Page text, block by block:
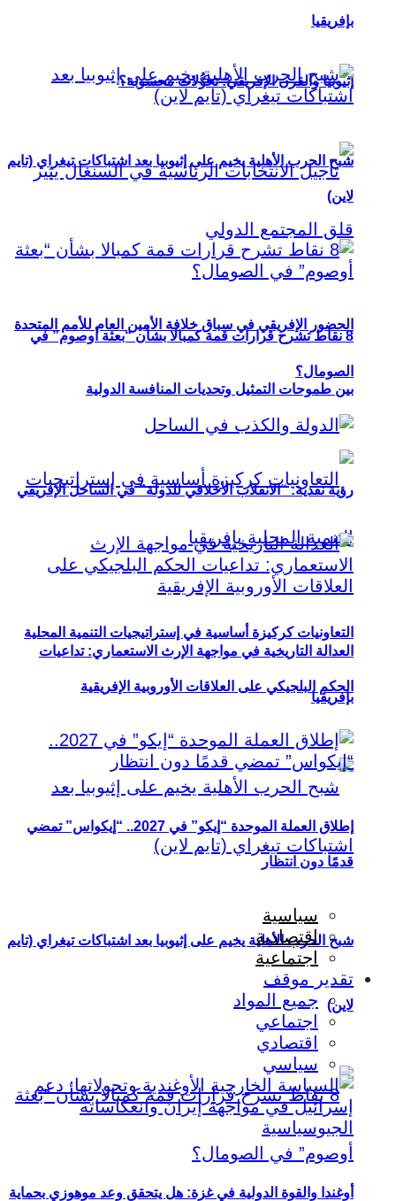
إثيوبيا والقرن الإفريقي: تحوُّلات محسوبة؟
الحضور الإفريقي في سباق خلافة الأمين العام للأمم المتحدة
بين طموحات التمثيل وتحديات المنافسة الدولية
التعاونيات كركيزة أساسية في إستراتيجيات التنمية المحلية
بإفريقيا
شبح الحرب الأهلية يخيم على إثيوبيا بعد اشتباكات تيغراي (تايم
لاين)
بإفريقيا
شبح الحرب الأهلية يخيم على إثيوبيا بعد اشتباكات تيغراي (تايم
لاين)
8 نقاط تشرح قرارات قمة كمبالا بشأن “بعثة أوصوم” في
الصومال؟
رؤية نقدية: “الانقلاب الأخلاقي للدولة” في الساحل الإفريقي
العدالة التاريخية في مواجهة الإرث الاستعماري: تداعيات
الحكم البلجيكي على العلاقات الأوروبية الإفريقية
إطلاق العملة الموحدة “إيكو” في 2027.. “إيكواس” تمضي
قدمًا دون انتظار
سياسية
اقتصادية
اجتماعية
تقدير موقف
جميع المواد
اجتماعي
اقتصادي
سياسي
أوغندا والقوة الدولية في غزة: هل يتحقق وعد موهوزي بحماية